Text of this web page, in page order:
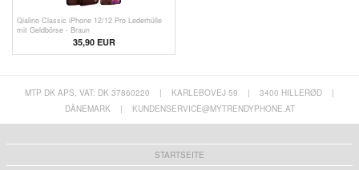
Qialino Classic iPhone 12/12 Pro Lederhülle
mit Geldbörse - Braun
35,90 EUR
MTP DK APS, VAT: DK 37860220 | KARLEBOVEJ 59 | 3400 HILLERØD
|
DÄNEMARK
| KUNDENSERVICE@MYTRENDYPHONE.AT
STARTSEITE